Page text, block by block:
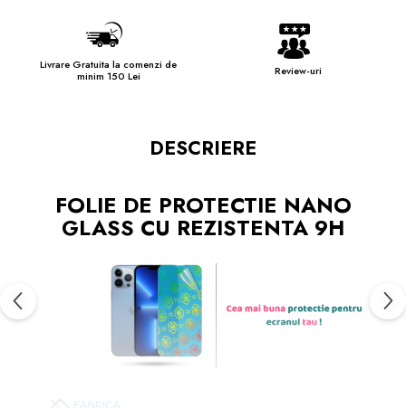
Livrare Gratuita la comenzi de
minim 150 Lei
Review-uri
DESCRIERE
FOLIE DE PROTECTIE NANO
GLASS CU REZISTENTA 9H